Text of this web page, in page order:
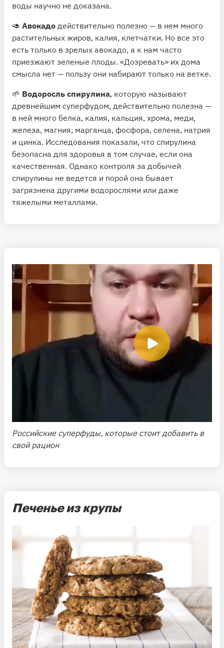
воды научно не доказана.
🥑 Авокадо действительно полезно — в нем много
растительных жиров, калия, клетчатки. Но все это
есть только в зрелых авокадо, а к нам часто
приезжают зеленые плоды. «Дозревать» их дома
смысла нет — пользу они набирают только на ветке.
🌱 Водоросль спирулина, которую называют
древнейшим суперфудом, действительно полезна —
в ней много белка, калия, кальция, хрома, меди,
железа, магния, марганца, фосфора, селена, натрия
и цинка. Исследования показали, что спирулина
безопасна для здоровья в том случае, если она
качественная. Однако контроля за добычей
спирулины не ведется и порой она бывает
загрязнена другими водорослями или даже
тяжелыми металлами.
Российские суперфуды, которые стоит добавить в
свой рацион
Печенье из крупы